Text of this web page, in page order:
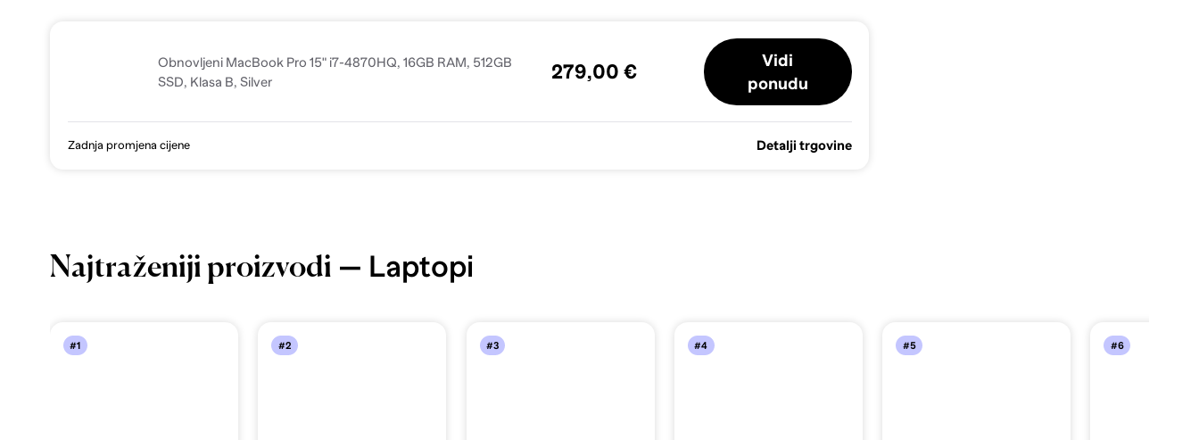
Obnovljeni MacBook Pro 15" i7-4870HQ, 16GB RAM, 512GB
SSD, Klasa B, Silver
279,00 €
Vidi
ponudu
Zadnja promjena cijene Detalji trgovine
Najtraženiji proizvodi — Laptopi
#1 #2 #3 #4 #5 #6